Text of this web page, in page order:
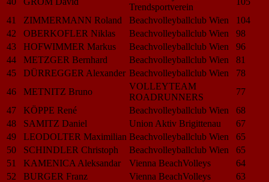
Trendsportverein
41
ZIMMERMANN Roland Beachvolleyballclub Wien
104
42
OBERKOFLER Niklas Beachvolleyballclub Wien
98
43
HOFWIMMER Markus Beachvolleyballclub Wien
96
44
METZGER Bernhard Beachvolleyballclub Wien
81
45
DÜRREGGER Alexander Beachvolleyballclub Wien
78
46
METNITZ Bruno
VOLLEYTEAM
ROADRUNNERS
77
47
KÖPPE René Beachvolleyballclub Wien
68
48
SAMITZ Daniel Union Aktiv Brigittenau
67
49
LEODOLTER Maximilian Beachvolleyballclub Wien
65
50
SCHINDLER Christoph Beachvolleyballclub Wien
65
51
KAMENICA Aleksandar Vienna BeachVolleys
64
52
BURGER Franz Vienna BeachVolleys
63